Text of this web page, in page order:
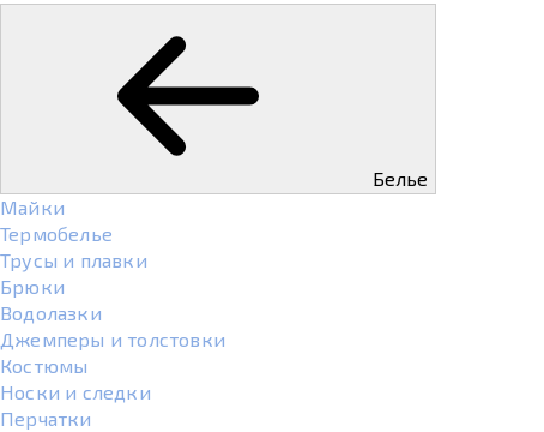
Белье
Майки
Термобелье
Трусы и плавки
Брюки
Водолазки
Джемперы и толстовки
Костюмы
Носки и следки
Перчатки